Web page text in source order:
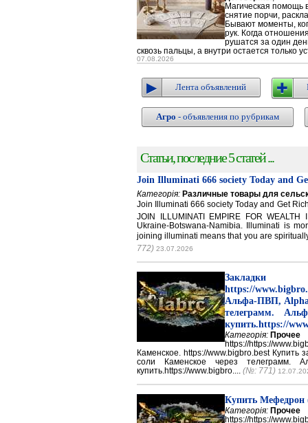
Магическая помощь
снятие порчи,
Бывают моменты,
рук. Когда
рушатся за один
сквозь пальцы, а внутри остается только
07.08.2026
Лента объявлений
Агро - объявления по рубрикам
Статьи, последние 5 статей ...
Join Illuminati 666 society Today and
Категорія: Различные товары для
Join Illuminati 666 society Today and Get
JOIN ILLUMINATI EMPIRE FOR WEALTH
Ukraine-Botswana-Namibia. Illuminati is
joining illuminati means that you are
772) 23.07.2026
Закладки
https://
Альфа-ПВП, Alpha
телеграмм.
купить.https://
Категорія: Прочее
https://https://
Каменское. https://www.bigbro.best Купить
соли Каменское через телеграмм.
купить.https://www.bigbro.... (№: 771)
Купить
Категорія: Прочее
https://https://